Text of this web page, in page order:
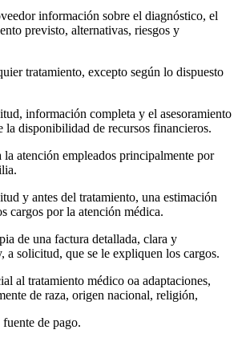
información sobre el diagnóstico, el
previsto, alternativas, riesgos y
tratamiento, excepto según lo dispuesto
información completa y el asesoramiento
la disponibilidad de recursos financieros.
la atención empleados principalmente por
y antes del tratamiento, una estimación
cargos por la atención médica.
de una factura detallada, clara y
a solicitud, que se le expliquen los cargos.
al tratamiento médico oa adaptaciones,
de raza, origen nacional, religión,
de pago.